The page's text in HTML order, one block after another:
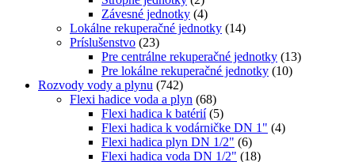
Závesné jednotky (4)
Lokálne rekuperačné jednotky (14)
Príslušenstvo (23)
Pre centrálne rekuperačné jednotky (13)
Pre lokálne rekuperačné jednotky (10)
Rozvody vody a plynu (742)
Flexi hadice voda a plyn (68)
Flexi hadica k batérií (5)
Flexi hadica k vodárničke DN 1" (4)
Flexi hadica plyn DN 1/2" (6)
Flexi hadica voda DN 1/2" (18)